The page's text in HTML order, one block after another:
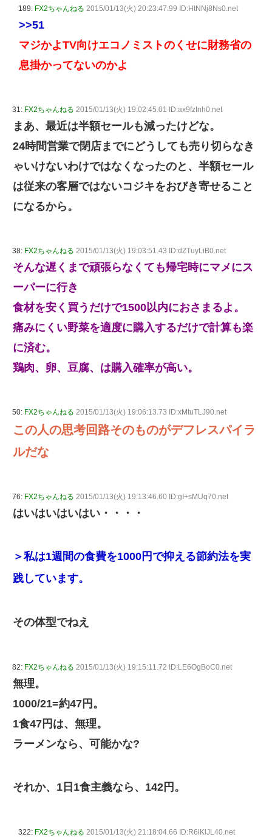
189: FX2ちゃんねる 2015/01/13(火) 20:23:47.99 ID:HtNNj8Ns0.net
>>51
マジかよTV向けエコノミストのくせに財務省の
息掛かってないのかよ
31: FX2ちゃんねる 2015/01/13(火) 19:02:45.01 ID:ax9fzInh0.net
まあ、最近は半額セールも減ったけどな。
24時間営業で閉店までにどうしても売り切らなき
ゃいけないわけではなくなったのと、半額セール
は従来の客層ではないコジキをおびき寄せること
になるから。
38: FX2ちゃんねる 2015/01/13(火) 19:03:51.43 ID:dZTuyLiB0.net
そんな遅くまで頑張らなくても帰宅時にマメにス
ーパーに行き
食材を安く買うだけで1500以内におさまるよ。
痛みにくい野菜を適度に購入するだけで計算も楽
に済む。
鶏肉、卵、豆腐、は購入確率が高い。
50: FX2ちゃんねる 2015/01/13(火) 19:06:13.73 ID:xMtuTLJ90.net
この人の思考回路そのものがデフレスパイラ
ルだな
76: FX2ちゃんねる 2015/01/13(火) 19:13:46.60 ID:gI+sMUq70.net
はいはいはいはい・・・・
＞私は1週間の食費を1000円で抑える節約法を実
践しています。
その体型でねえ
82: FX2ちゃんねる 2015/01/13(火) 19:15:11.72 ID:LE6OgBoC0.net
無理。
1000/21=約47円。
1食47円は、無理。
ラーメンなら、可能かな?
それか、1日1食主義なら、142円。
322: FX2ちゃんねる 2015/01/13(火) 21:18:04.66 ID:R6iKlJL40.net